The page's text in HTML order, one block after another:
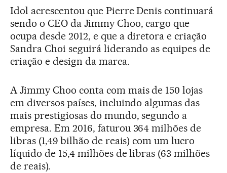
Idol acrescentou que Pierre Denis continuará
sendo o CEO da Jimmy Choo, cargo que
ocupa desde 2012, e que a diretora e criação
Sandra Choi seguirá liderando as equipes de
criação e design da marca.
A Jimmy Choo conta com mais de 150 lojas
em diversos países, incluindo algumas das
mais prestigiosas do mundo, segundo a
empresa. Em 2016, faturou 364 milhões de
libras (1,49 bilhão de reais) com um lucro
líquido de 15,4 milhões de libras (63 milhões
de reais).